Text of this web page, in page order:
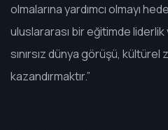
olmalarına yardımcı olmayı
uluslararası bir eğitimde
sınırsız dünya görüşü,
kazandırmaktır.”